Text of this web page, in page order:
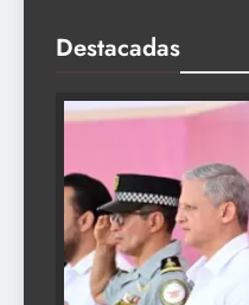
Destacadas